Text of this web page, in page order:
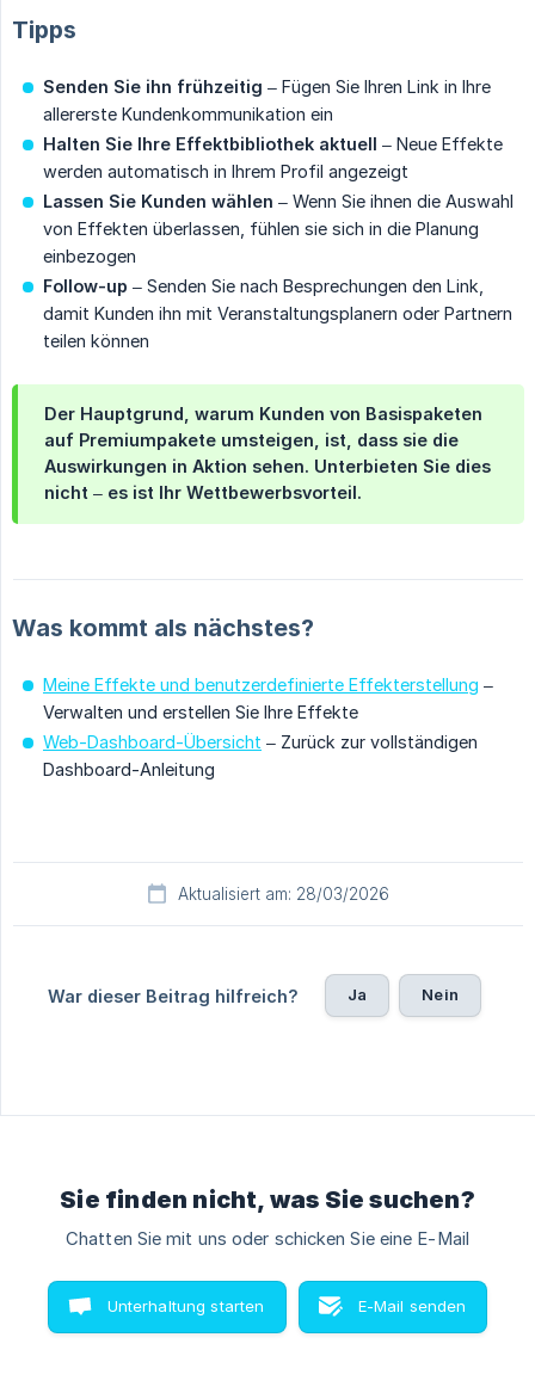
Tipps
Senden Sie ihn frühzeitig – Fügen Sie Ihren Link in Ihre
allererste Kundenkommunikation ein
Halten Sie Ihre Effektbibliothek aktuell – Neue Effekte
werden automatisch in Ihrem Profil angezeigt
Lassen Sie Kunden wählen – Wenn Sie ihnen die Auswahl
von Effekten überlassen, fühlen sie sich in die Planung
einbezogen
Follow-up – Senden Sie nach Besprechungen den Link,
damit Kunden ihn mit Veranstaltungsplanern oder Partnern
teilen können
Der Hauptgrund, warum Kunden von Basispaketen
auf Premiumpakete umsteigen, ist, dass sie die
Auswirkungen in Aktion sehen. Unterbieten Sie dies
nicht – es ist Ihr Wettbewerbsvorteil.
Was kommt als nächstes?
Meine Effekte und benutzerdefinierte Effekterstellung –
Verwalten und erstellen Sie Ihre Effekte
Web-Dashboard-Übersicht – Zurück zur vollständigen
Dashboard-Anleitung
Aktualisiert am: 28/03/2026
War dieser Beitrag hilfreich? Ja Nein
Sie finden nicht, was Sie suchen?
Chatten Sie mit uns oder schicken Sie eine E-Mail
Unterhaltung starten E-Mail senden